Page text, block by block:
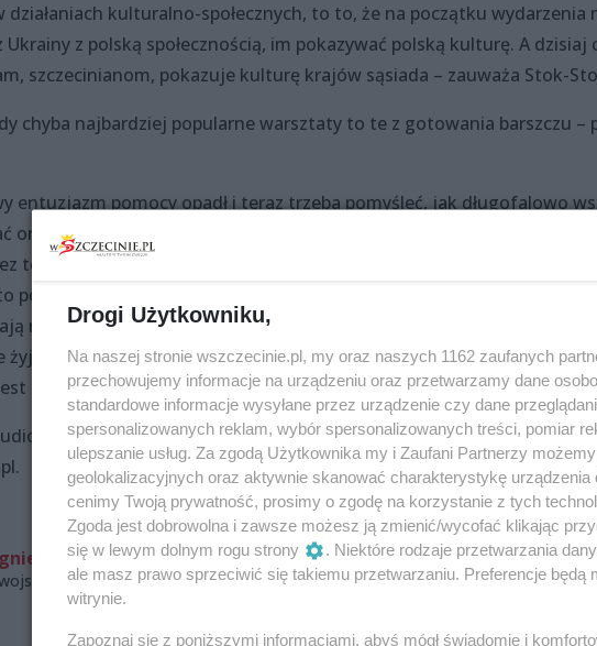
działaniach kulturalno-społecznych, to to, że na początku wydarzenia
z polską społecznością, im pokazywać polską kulturę. A dzisiaj
szczecinianom, pokazuje kulturę krajów sąsiada – zauważa Stok-
chyba najbardziej popularne warsztaty to te z gotowania barszczu –
entuzjazm pomocy opadł i teraz trzeba pomyśleć, jak długofalowo
oraz cieszyć się, że kraj, który – od wielu lat na szczęście – przestaje
tę obecność innych w kontekście miasta granicznego – mówi Ruksza.
powiedzenia, że człowiek zapuszcza korzenie, ale trzeba pamiętać, że
nogi. I to też jest ważne w charakterze miasta, w którym każdy
żyję w monokulturowym mieście, monokulturowym kraju. I
z pożytkiem dla nas.
Kultura” powstaje we współpracy radia SuperFM i portalu
Wojs
Drogi Użytkowniku,
Na naszej stronie wszczecinie.pl, my oraz naszych 1162 zaufanych
przechowujemy informacje na urządzeniu oraz przetwarzamy dane
standardowe informacje wysyłane przez urządzenie czy dane
spersonalizowanych reklam, wybór spersonalizowanych treści, pomiar
ulepszanie usług. Za zgodą Użytkownika my i Zaufani Partnerzy
geolokalizacyjnych oraz aktywnie skanować charakterystykę urządzenia
cenimy Twoją prywatność, prosimy o zgodę na korzystanie z tych
Zgoda jest dobrowolna i zawsze możesz ją zmienić/wycofać klikając
się w lewym dolnym rogu strony
. Niektóre rodzaje przetwarzania
ale masz prawo sprzeciwić się takiemu przetwarzaniu. Preferencje będą
witrynie.
Zapoznaj się z poniższymi informacjami, abyś mógł świadomie i